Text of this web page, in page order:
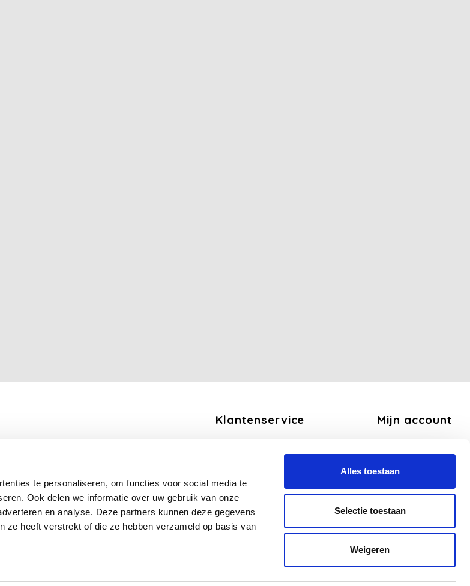
te personaliseren, om functies voor social media te
Ook delen we informatie over uw gebruik van onze
en analyse. Deze partners kunnen deze gegevens
ze heeft verstrekt of die ze hebben verzameld op basis van
Alles toestaan
Selectie toestaan
Weigeren
Klantenservice
Betaalmethoden
Verzend en Retourbeleid
Mijn account
Mijn tickets
Mijn verlanglijst